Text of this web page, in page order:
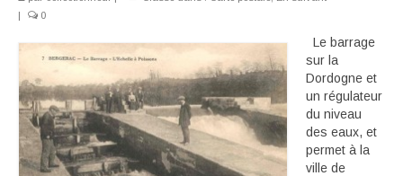
En suivant
Carte souvenir
|
0
Le barrage
sur la
Dordogne et
un régulateur
du niveau
des eaux, et
permet à la
ville de